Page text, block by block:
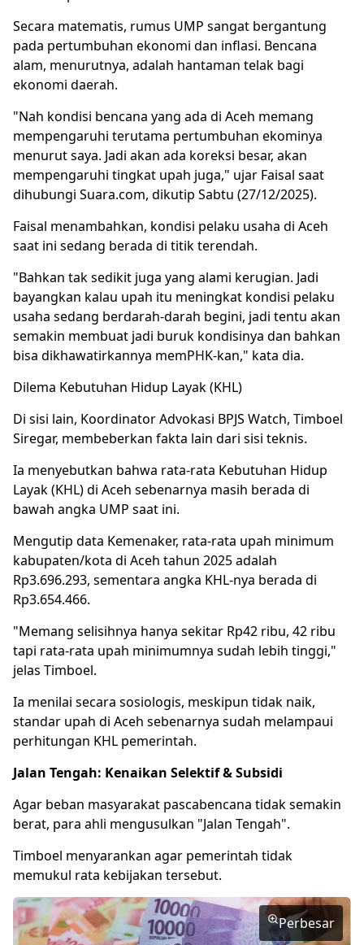
Secara matematis, rumus UMP sangat bergantung
pada pertumbuhan ekonomi dan inflasi. Bencana
alam, menurutnya, adalah hantaman telak bagi
ekonomi daerah.
"Nah kondisi bencana yang ada di Aceh memang
mempengaruhi terutama pertumbuhan ekominya
menurut saya. Jadi akan ada koreksi besar, akan
mempengaruhi tingkat upah juga," ujar Faisal saat
dihubungi Suara.com, dikutip Sabtu (27/12/2025).
Faisal menambahkan, kondisi pelaku usaha di Aceh
saat ini sedang berada di titik terendah.
"Bahkan tak sedikit juga yang alami kerugian. Jadi
bayangkan kalau upah itu meningkat kondisi pelaku
usaha sedang berdarah-darah begini, jadi tentu akan
semakin membuat jadi buruk kondisinya dan bahkan
bisa dikhawatirkannya memPHK-kan," kata dia.
Dilema Kebutuhan Hidup Layak(KHL)
Di sisi lain, Koordinator Advokasi BPJS Watch, Timboel
Siregar, membeberkan fakta lain dari sisi teknis.
Ia menyebutkan bahwa rata-rata Kebutuhan Hidup
Layak (KHL) di Aceh sebenarnya masih berada di
bawah angka UMP saat ini.
Mengutip data Kemenaker, rata-rata upah minimum
kabupaten/kota di Aceh tahun 2025 adalah
Rp3.696.293, sementara angka KHL-nya berada di
Rp3.654.466.
"Memang selisihnya hanya sekitar Rp42 ribu, 42 ribu
tapi rata-rata upah minimumnya sudah lebih tinggi,"
jelas Timboel.
Ia menilai secara sosiologis, meskipun tidak naik,
standar upah di Aceh sebenarnya sudah melampaui
perhitungan KHL pemerintah.
Jalan Tengah: Kenaikan Selektif & Subsidi
Agar beban masyarakat pascabencana tidak semakin
berat, para ahli mengusulkan "Jalan Tengah".
Timboel menyarankan agar pemerintah tidak
memukul rata kebijakan tersebut.
Perbesar